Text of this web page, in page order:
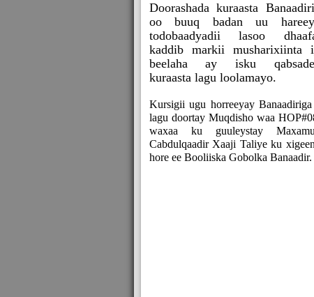
Doorashada kuraasta
oo buuq badan uu
todobaadyadii lasoo
kaddib markii musharixiinta
beelaha ay isku
kuraasta lagu loolamayo.
Kursigii ugu horreeyay Banaadiriga
lagu doortay Muqdisho waa
waxaa ku guuleystay
Cabdulqaadir Xaaji Taliye ku
hore ee Booliiska Gobolka Banaadir.